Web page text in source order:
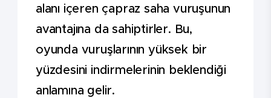
alanı içeren çapraz saha vuruşunun
avantajına da sahiptirler. Bu,
oyunda vuruşlarının yüksek bir
yüzdesini indirmelerinin beklendiği
anlamına gelir.